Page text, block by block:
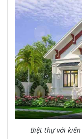
Biệt thự với